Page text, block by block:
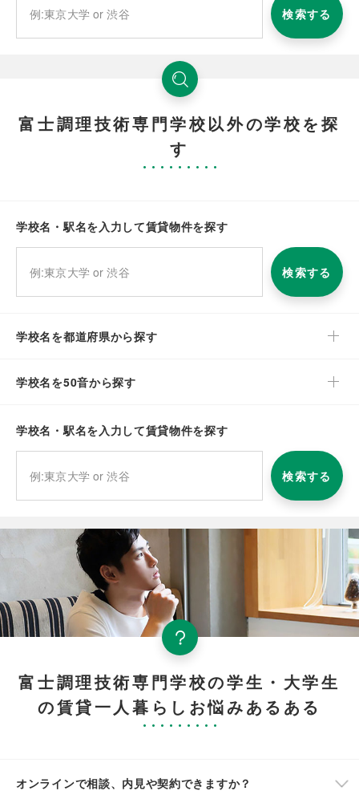
検索する
富士調理技術専門学校以外の学校を探
す
学校名・駅名を入力して賃貸物件を探す
検索する
学校名を都道府県から探す
学校名を50音から探す
学校名・駅名を入力して賃貸物件を探す
検索する
富士調理技術専門学校の学生・大学生
の賃貸一人暮らしお悩みあるある
オンラインで相談、内見や契約できますか？